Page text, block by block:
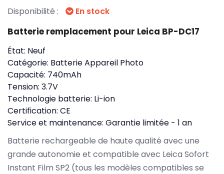
Disponibilité : En stock
Batterie remplacement pour Leica BP-DC17
État: Neuf
Catégorie: Batterie Appareil Photo
Capacité: 740mAh
Tension: 3.7V
Technologie batterie: Li-ion
Certification: CE
Service et maintenance: Garantie limitée - 1 an
Batterie rechargeable de haute qualité avec une
grande autonomie et compatible avec Leica Sofort
Instant Film SP2 (tous les modèles compatibles se